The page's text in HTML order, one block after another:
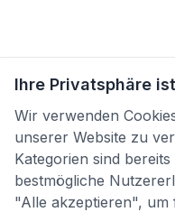
Ihre Privatsphäre
Wir verwenden
unserer Website zu
Kategorien sind
bestmögliche
"Alle akzeptieren",